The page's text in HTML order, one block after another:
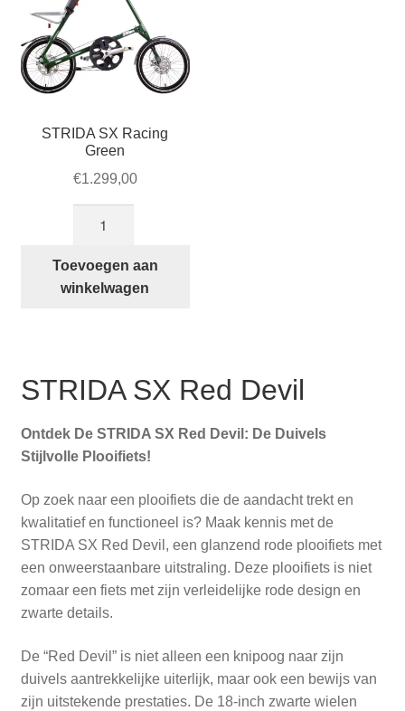
op
de
STRIDA SX Racing
Green
€1.299,00
Racing
Green
Toevoegen aan
winkelwagen
STRIDA SX Red Devil
Ontdek De STRIDA SX Red Devil: De Duivels
Stijlvolle Plooifiets!
Op zoek naar een plooifiets die de aandacht trekt en
kwalitatief en functioneel is? Maak kennis met de
STRIDA SX Red Devil, een glanzend rode plooifiets met
een onweerstaanbare uitstraling. Deze plooifiets is niet
zomaar een fiets met zijn verleidelijke rode design en
zwarte details.
De “Red Devil” is niet alleen een knipoog naar zijn
duivels aantrekkelijke uiterlijk, maar ook een bewijs van
zijn uitstekende prestaties. De 18-inch zwarte wielen